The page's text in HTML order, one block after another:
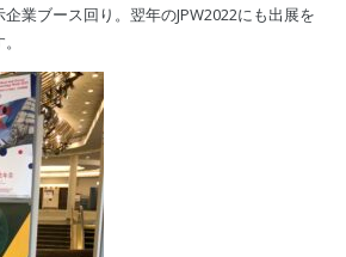
業ブース回り。翌年のJPW2022にも出展を